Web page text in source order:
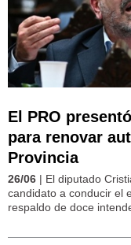
El PRO
para renovar
Provincia
26/06 | El diputado
candidato a conducir el
respaldo de doce